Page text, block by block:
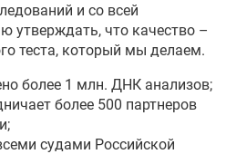
и со всей
утверждать, что качество –
теста, который мы делаем.
более 1 млн. ДНК анализов;
более 500 партнеров
судами Российской